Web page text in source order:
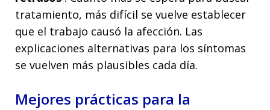
tratamiento, más difícil se vuelve establecer
que el trabajo causó la afección. Las
explicaciones alternativas para los síntomas
se vuelven más plausibles cada día.
Mejores prácticas para la